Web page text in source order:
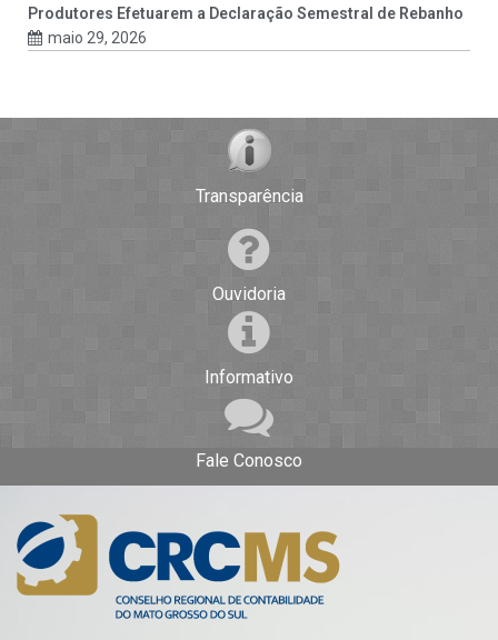
Produtores Efetuarem a Declaração Semestral de Rebanho
maio 29, 2026
Transparência
Ouvidoria
Informativo
Fale Conosco